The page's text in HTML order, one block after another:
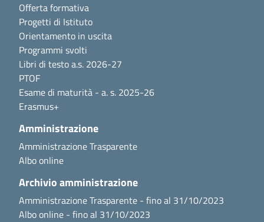
Offerta formativa
Progetti di Istituto
Orientamento in uscita
Programmi svolti
Libri di testo a.s. 2026-27
PTOF
Esame di maturità - a. s. 2025-26
Erasmus+
Amministrazione
Amministrazione Trasparente
Albo online
Archivio amministrazione
Amministrazione Trasparente - fino al 31/10/2023
Albo online - fino al 31/10/2023